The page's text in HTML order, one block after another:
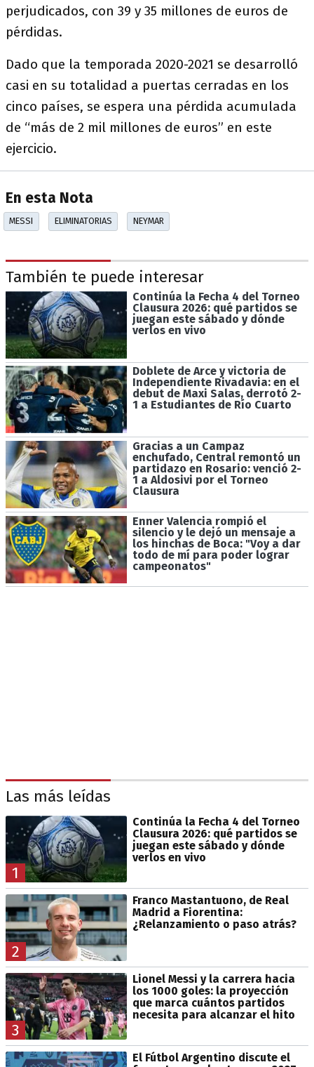
perjudicados, con 39 y 35 millones de euros de
pérdidas.
Dado que la temporada 2020-2021 se desarrolló
casi en su totalidad a puertas cerradas en los
cinco países, se espera una pérdida acumulada
de “más de 2 mil millones de euros” en este
ejercicio.
En esta Nota
MESSI ELIMINATORIAS NEYMAR
También te puede interesar
Continúa la Fecha 4 del Torneo
Clausura 2026: qué partidos se
juegan este sábado y dónde
verlos en vivo
Doblete de Arce y victoria de
Independiente Rivadavia: en el
debut de Maxi Salas, derrotó 2-
1 a Estudiantes de Río Cuarto
Gracias a un Campaz
enchufado, Central remontó un
partidazo en Rosario: venció 2-
1 a Aldosivi por el Torneo
Clausura
Enner Valencia rompió el
silencio y le dejó un mensaje a
los hinchas de Boca: "Voy a dar
todo de mí para poder lograr
campeonatos"
Las más leídas
1
Continúa la Fecha 4 del Torneo
Clausura 2026: qué partidos se
juegan este sábado y dónde
verlos en vivo
2
Franco Mastantuono, de Real
Madrid a Fiorentina:
¿Relanzamiento o paso atrás?
3
Lionel Messi y la carrera hacia
los 1000 goles: la proyección
que marca cuántos partidos
necesita para alcanzar el hito
El Fútbol Argentino discute el